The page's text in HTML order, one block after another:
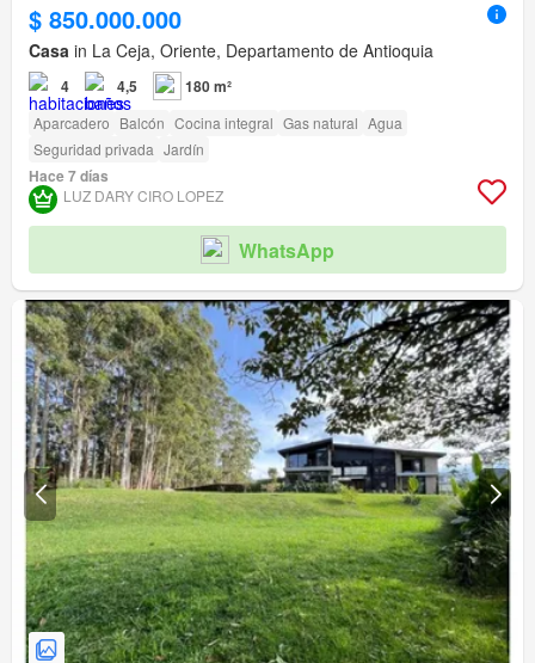
$ 850.000.000
Casa in La Ceja, Oriente, Departamento de Antioquia
4 4,5 180 m²
Aparcadero Balcón Cocina integral Gas natural Agua
Seguridad privada Jardín
Hace 7 días
LUZ DARY CIRO LOPEZ
WhatsApp